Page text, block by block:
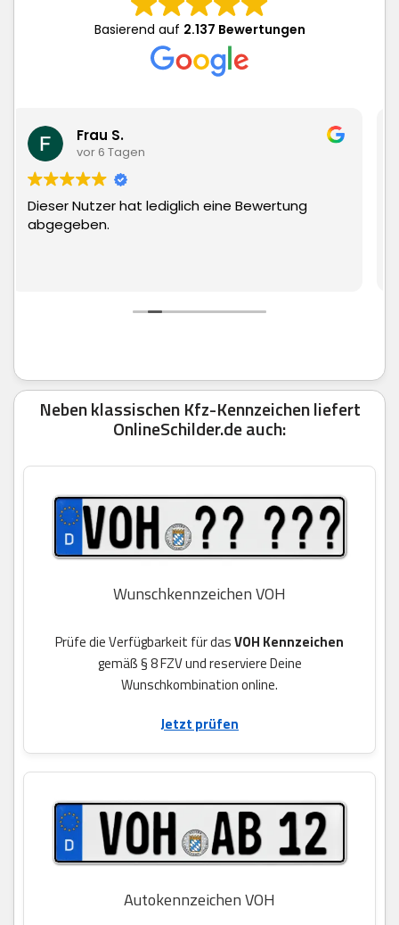
Basierend auf 2.137 Bewertungen
Superschnelle Lieferung und top
Neben klassischen Kfz-Kennzeichen liefert
OnlineSchilder.de auch:
Wunschkennzeichen VOH
Prüfe die Verfügbarkeit für dasVOH Kennzeichen
gemäß § 8 FZV und reserviere Deine
Wunschkombination online.
Jetzt prüfen
Autokennzeichen VOH